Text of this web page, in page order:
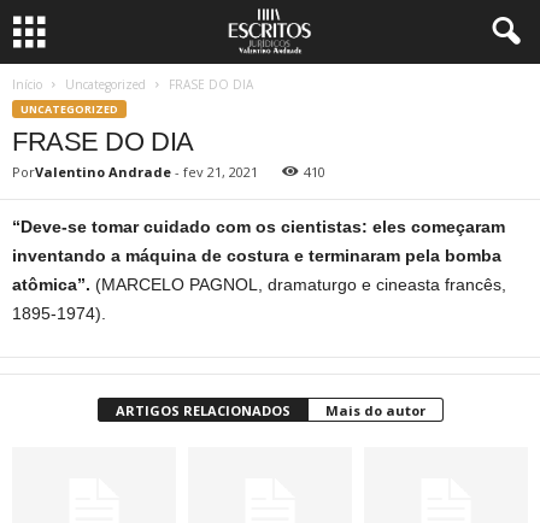
Início Uncategorized FRASE DO DIA
UNCATEGORIZED
FRASE DO DIA
PorValentino Andrade - fev 21, 2021 410
“Deve-se tomar cuidado com os cientistas: eles começaram
inventando a máquina de costura e terminaram pela bomba
atômica”. (MARCELO PAGNOL, dramaturgo e cineasta francês,
1895-1974).
ARTIGOS RELACIONADOS Mais do autor